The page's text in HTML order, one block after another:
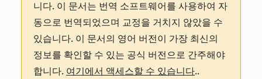
니다. 이 문서는 번역 소프트웨어를 사용하여 자
동으로 번역되었으며 교정을 거치지 않았을 수
있습니다. 이 문서의 영어 버전이 가장 최신의
정보를 확인할 수 있는 공식 버전으로 간주해야
합니다. 여기에서 액세스할 수 있습니다..